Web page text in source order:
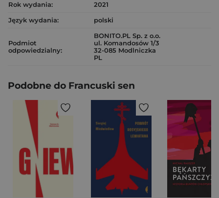
Rok wydania:
2021
Język wydania:
polski
Podmiot
odpowiedzialny:
BONITO.PL Sp. z o.o.
ul. Komandosów 1/3
32-085 Modlniczka
PL
Podobne do Francuski sen